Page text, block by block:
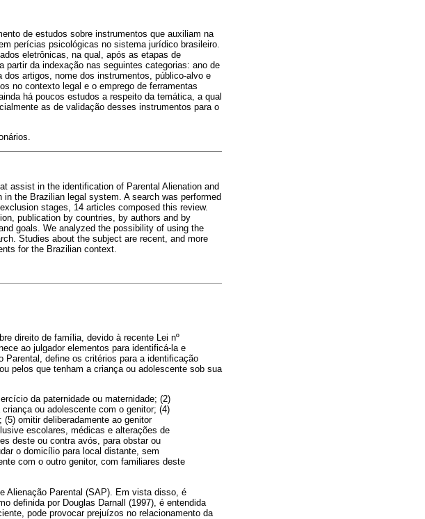
de estudos sobre instrumentos que auxiliam na
perícias psicológicas no sistema jurídico brasileiro.
eletrônicas, na qual, após as etapas de
da indexação nas seguintes categorias: ano de
artigos, nome dos instrumentos, público-alvo e
no contexto legal e o emprego de ferramentas
há poucos estudos a respeito da temática, a qual
as de validação desses instrumentos para o
assist in the identification of Parental Alienation and
the Brazilian legal system. A search was performed
stages, 14 articles composed this review.
publication by countries, by authors and by
goals. We analyzed the possibility of using the
Studies about the subject are recent, and more
for the Brazilian context.
direito de família, devido à recente Lei nº
ao julgador elementos para identificá-la e
Parental, define os critérios para a identificação
pelos que tenham a criança ou adolescente sob sua
da paternidade ou maternidade; (2)
ou adolescente com o genitor; (4)
omitir deliberadamente ao genitor
escolares, médicas e alterações de
deste ou contra avós, para obstar ou
o domicílio para local distante, sem
com o outro genitor, com familiares deste
Alienação Parental (SAP). Em vista disso, é
definida por Douglas Darnall (1997), é entendida
pode provocar prejuízos no relacionamento da